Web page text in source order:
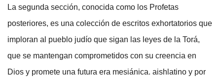
La segunda sección, conocida como los Profetas
posteriores, es una colección de escritos exhortatorios que
imploran al pueblo judío que sigan las leyes de la Torá,
que se mantengan comprometidos con su creencia en
Dios y promete una futura era mesiánica. aishlatino y por